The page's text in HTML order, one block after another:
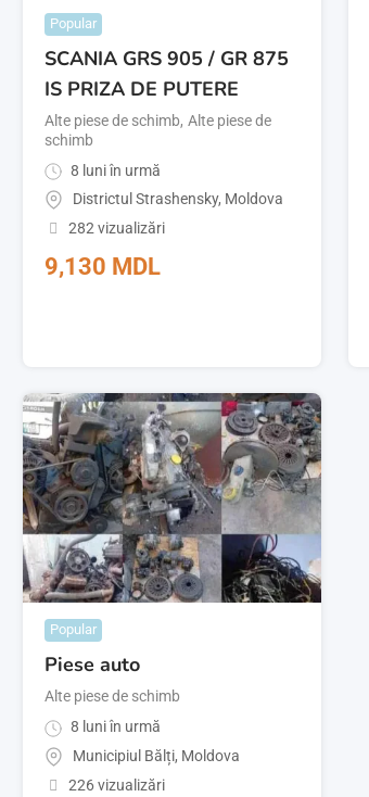
Popular
SCANIA GRS 905 / GR 875
IS PRIZA DE PUTERE
Alte piese de schimb, Alte piese de
schimb
8 luni în urmă
Districtul Strashensky, Moldova
282 vizualizări
9,130 MDL
Popular
Piese auto
Alte piese de schimb
8 luni în urmă
Municipiul Bălți, Moldova
226 vizualizări